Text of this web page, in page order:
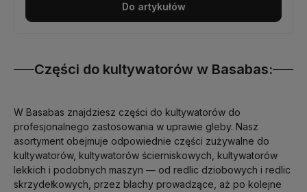
Do artykułów
Części do kultywatorów w Basabas:
W Basabas znajdziesz części do kultywatorów do
profesjonalnego zastosowania w uprawie gleby. Nasz
asortyment obejmuje odpowiednie części zużywalne do
kultywatorów, kultywatorów ścierniskowych, kultywatorów
lekkich i podobnych maszyn — od redlic dziobowych i redlic
skrzydełkowych, przez blachy prowadzące, aż po kolejne